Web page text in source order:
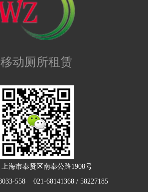
移动厕所租赁
海市奉贤区南奉公路1908号
558 021-68141368 / 58227185